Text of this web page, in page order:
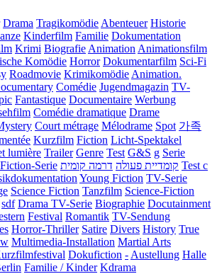
Drama Tragikomödie Abenteuer Historie
Kinderfilm Familie Dokumentation
Krimi Biografie Animation Animationsfilm
Komödie Horror Dokumentarfilm Sci-Fi
Roadmovie Krimikomödie Animation.
Comédie Jugendmagazin TV-
Fantastique Documentaire Werbung
Comédie dramatique Drame
Court métrage Mélodrame Spot 가족
Kurzfilm Fiction Licht-Spektakel
lumière Trailer Genre Test G&S g Serie
Serie קומדיית פעולה דרמה קומית
Test c
Young Fiction TV-Serie
Science Fiction Tanzfilm Science-Fiction
sdf Drama TV-Serie Biographie Docutainment
Festival Romantik TV-Sendung
Horror-Thriller Satire Divers History True
Multimedia-Installation Martial Arts
Dokufiction - Austellung Halle
Familie / Kinder Kdrama